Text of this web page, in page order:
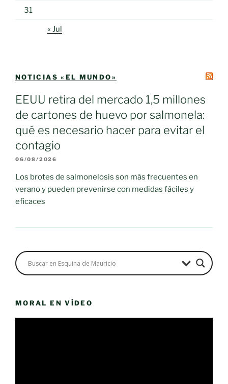
31
« Jul
NOTICIAS «EL MUNDO»
EEUU retira del mercado 1,5 millones
de cartones de huevo por salmonela:
qué es necesario hacer para evitar el
contagio
06/08/2026
Los brotes de salmonelosis son más frecuentes en
verano y pueden prevenirse con medidas fáciles y
eficaces
MORAL EN VÍDEO